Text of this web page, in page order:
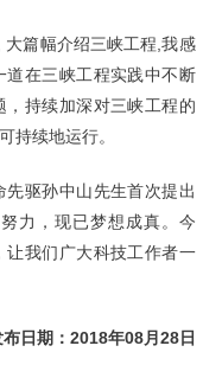
篇幅介绍三峡工程,我感
道在三峡工程实践中不断
持续加深对三峡工程的
持续地运行。
驱孙中山先生首次提出
力，现已梦想成真。今
让我们广大科技工作者一
布日期：2018年08月28日